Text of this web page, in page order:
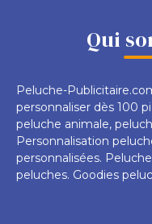
Qui
Peluche-
personnaliser dès 100
peluche animale,
Personnalisation
personnalisées.
peluches. Goodies